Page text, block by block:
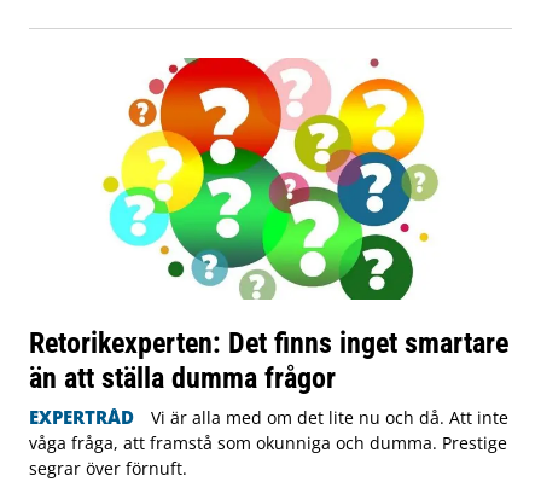
Retorikexperten: Det finns inget smartare
än att ställa dumma frågor
EXPERTRÅD
Vi är alla med om det lite nu och då. Att inte
våga fråga, att framstå som okunniga och dumma. Prestige
segrar över förnuft.